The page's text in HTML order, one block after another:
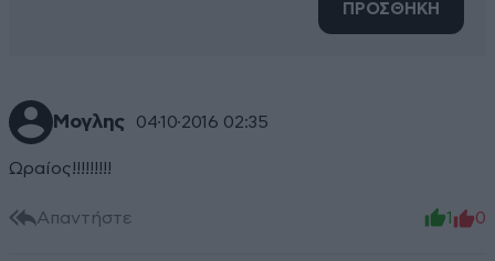
ΠΡΟΣΘΗΚΗ
Μογλης 04·10·2016 02:35
Ωραίος!!!!!!!!!
Απαντήστε 1 0